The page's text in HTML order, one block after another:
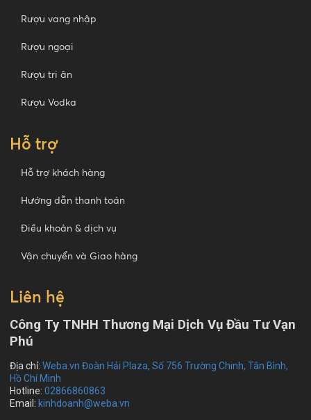
Rượu vang nhập
Rượu ngoại
Rượu tri ân
Rượu Vodka
Hỗ trợ
Hỗ trợ khách hàng
Hướng dẫn thanh toán
Điều khoản & dịch vụ
Vận chuyển và Giao hàng
Liên hệ
Công Ty TNHH Thương Mại Dịch Vụ Đầu Tư Vạn
Phú
Địa chỉ: Weba.vn Đoàn Hải Plaza, Số 756 Trường Chinh, Tân Bình,
Hồ Chí Minh
Hotline: 02866860863
Email: kinhdoanh@weba.vn